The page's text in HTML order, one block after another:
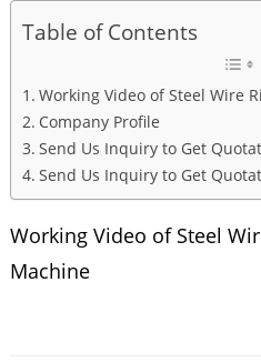
Table of Contents
Working Video of Steel Wire
Company Profile
Send Us Inquiry to Get
Send Us Inquiry to Get
Working Video of Steel
Machine